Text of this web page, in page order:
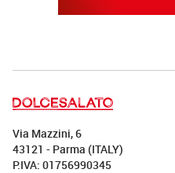
Via Mazzini, 6
43121 - Parma (ITALY)
P.IVA: 01756990345